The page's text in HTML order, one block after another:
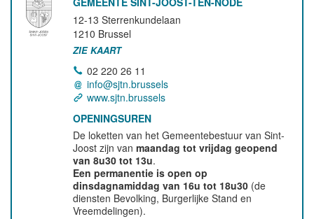
12-13 Sterrenkundelaan
1210 Brussel
ZIE KAART
02 220 26 11
info@sjtn.brussels
www.sjtn.brussels
OPENINGSUREN
De loketten van het Gemeentebestuur van Sint-
Joost zijn vanmaandag tot vrijdag geopend
van 8u30 tot 13u.
Een permanentie is open op
dinsdagnamiddag van 16u tot 18u30 (de
diensten Bevolking, Burgerlijke Stand en
Vreemdelingen).